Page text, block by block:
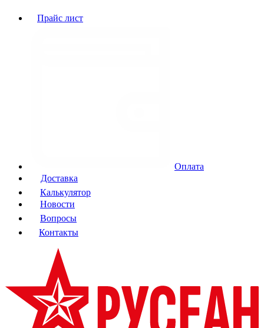
Прайс лист
Оплата
Доставка
Калькулятор
Новости
Вопросы
Контакты